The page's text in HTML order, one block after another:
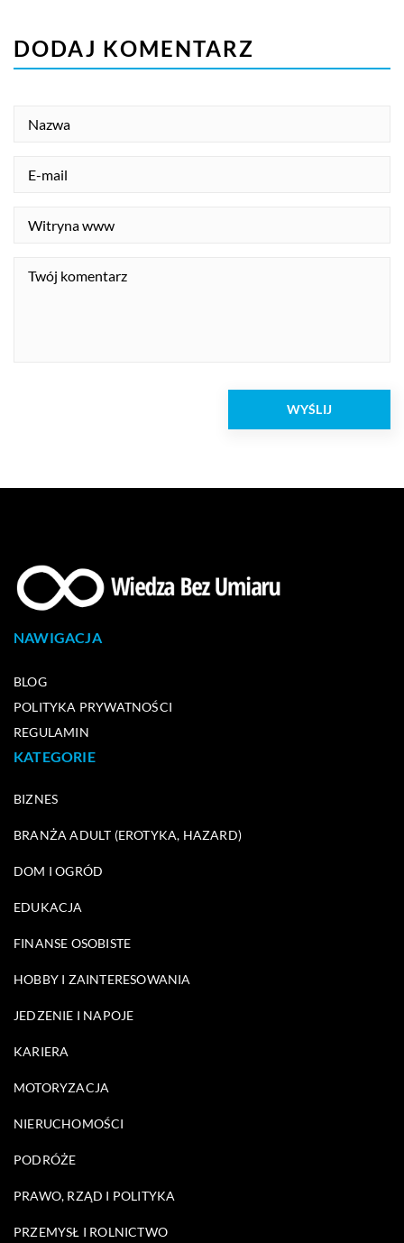
DODAJ KOMENTARZ
NAWIGACJA
BLOG
POLITYKA PRYWATNOŚCI
REGULAMIN
KATEGORIE
BIZNES
BRANŻA ADULT (EROTYKA, HAZARD)
DOM I OGRÓD
EDUKACJA
FINANSE OSOBISTE
HOBBY I ZAINTERESOWANIA
JEDZENIE I NAPOJE
KARIERA
MOTORYZACJA
NIERUCHOMOŚCI
PODRÓŻE
PRAWO, RZĄD I POLITYKA
PRZEMYSŁ I ROLNICTWO